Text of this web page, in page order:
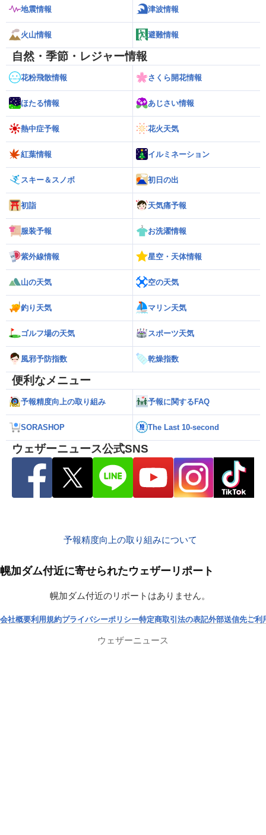
地震情報 津波情報
火山情報 避難情報
自然・季節・レジャー情報
花粉飛散情報 さくら開花情報
ほたる情報 あじさい情報
熱中症予報 花火天気
紅葉情報 イルミネーション
スキー＆スノボ 初日の出
初詣 天気痛予報
服装予報 お洗濯情報
紫外線情報 星空・天体情報
山の天気 空の天気
釣り天気 マリン天気
ゴルフ場の天気 スポーツ天気
風邪予防指数 乾燥指数
便利なメニュー
予報精度向上の取り組み 予報に関するFAQ
SORASHOP The Last 10-second
ウェザーニュース公式SNS
予報精度向上の取り組みについて
幌加ダム付近に寄せられたウェザーリポート
幌加ダム付近のリポートはありません。
会社概要利用規約プライバシーポリシー特定商取引法の表記外部送信先ご利
ウェザーニュース